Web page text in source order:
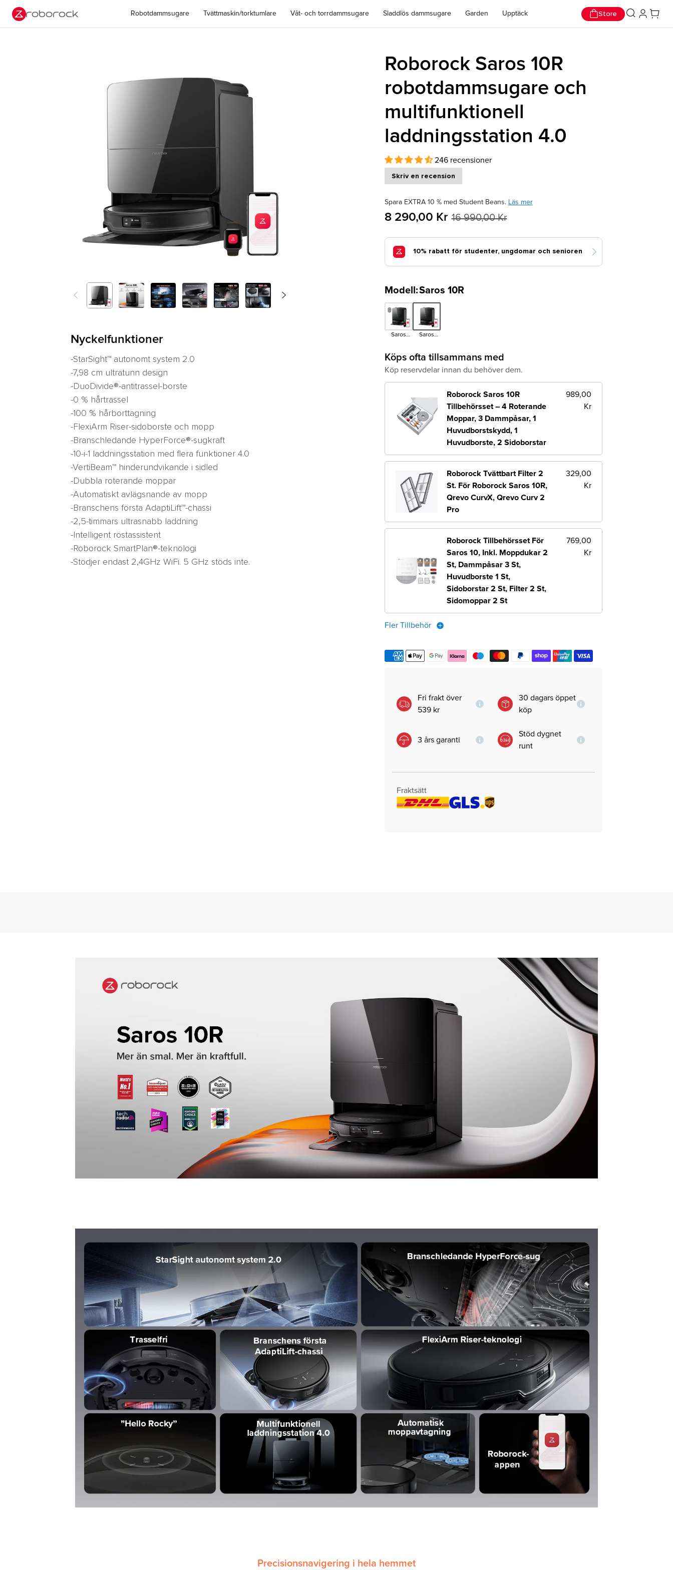
Robotdammsugare Tvättmaskin/torktumlare Våt- och torrdammsugare Sladdlös dammsugare Garden Upptäck Store
<Previous >Next
Nyckelfunktioner
-StarSight™ autonomt system 2.0
-7,98 cm ultratunn design
-DuoDivide®-antitrassel-borste
-0 % hårtrassel
-100 % hårborttagning
-FlexiArm Riser-sidoborste och mopp
-Branschledande HyperForce®-sugkraft
-10-i-1 laddningsstation med flera funktioner 4.0
-VertiBeam™ hinderundvikande i sidled
-Dubbla roterande moppar
-Automatiskt avlägsnande av mopp
-Branschens första AdaptiLift™-chassi
-2,5-timmars ultrasnabb laddning
-Intelligent röstassistent
-Roborock SmartPlan®-teknologi
-Stödjer endast 2,4GHz WiFi. 5 GHz stöds inte.
Roborock Saros 10R
robotdammsugare och
multifunktionell
laddningsstation 4.0
246 recensioner
Skriv en recension
Spara EXTRA 10 % med Student Beans. Läs mer
8 290,00 Kr 16 990,00 Kr
Modell :Saros 10R
Saros
Saros
Köps ofta tillsammans med
Köp reservdelar innan du behöver dem.
Roborock Saros 10R
Tillbehörsset – 4 Roterande
Moppar, 3 Dammpåsar, 1
Huvudborstskydd, 1
Huvudborste, 2 Sidoborstar
989,00
Kr
Roborock Tvättbart Filter 2
St. För Roborock Saros 10R,
Qrevo CurvX, Qrevo Curv 2
Pro
329,00
Kr
Roborock Tillbehörsset För
Saros 10, Inkl. Moppdukar 2
St, Dammpåsar 3 St,
Huvudborste 1 St,
Sidoborstar 2 St, Filter 2 St,
Sidomoppar 2 St
769,00
Kr
Fler Tillbehör
Fri frakt över
539 kr
30 dagars öppet
köp
3 års garanti
Stöd dygnet
runt
Fraktsätt
Precisionsnavigering i hela hemmet